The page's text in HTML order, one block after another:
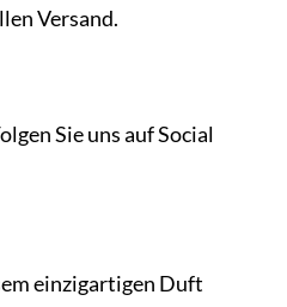
Versand.
Sie uns auf Social
einzigartigen Duft